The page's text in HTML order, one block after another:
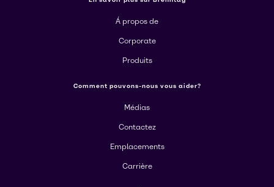
Á propos de
Corporate
Produits
Comment pouvons-nous vous aider?
Médias
Contactez
Emplacements
Carrière